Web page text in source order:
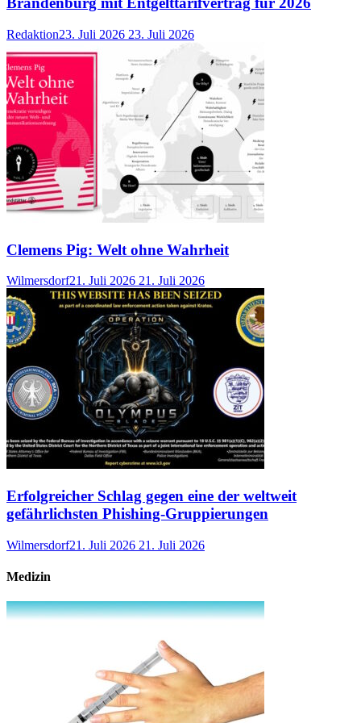
Redaktion23. Juli 2026 23. Juli 2026
Clemens Pig: Welt ohne Wahrheit
Wilmersdorf21. Juli 2026 21. Juli 2026
Erfolgreicher Schlag gegen eine der weltweit
gefährlichsten Phishing-Gruppierungen
Wilmersdorf21. Juli 2026 21. Juli 2026
Medizin